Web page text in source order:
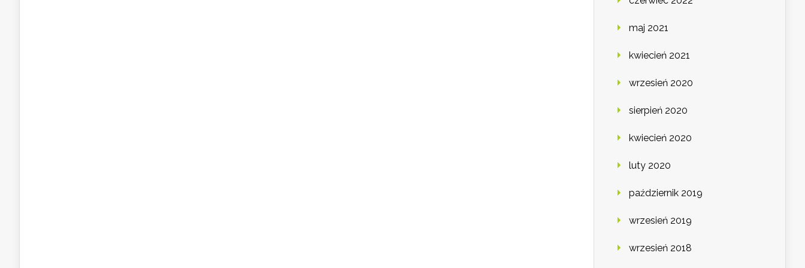
maj 2021
kwiecień 2021
wrzesień 2020
sierpień 2020
kwiecień 2020
luty 2020
październik 2019
wrzesień 2019
wrzesień 2018